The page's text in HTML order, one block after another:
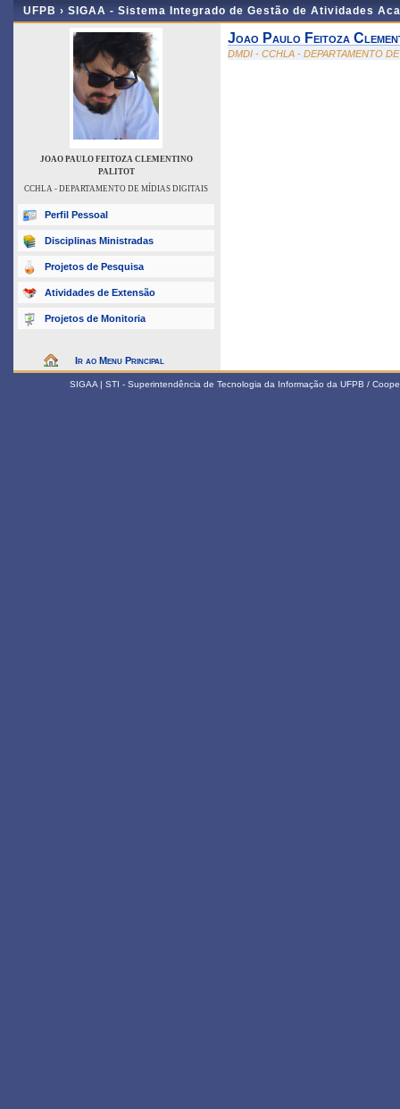
UFPB › SIGAA - Sistema Integrado de Gestão de Atividades
JOAO PAULO FEITOZA CLEMENTINO
PALITOT
CCHLA - DEPARTAMENTO DE MÍDIAS DIGITAIS
Perfil Pessoal
Disciplinas Ministradas
Projetos de Pesquisa
Atividades de Extensão
Projetos de Monitoria
Ir ao Menu Principal
Joao Paulo Feitoza
DMDI - CCHLA - DEPARTAMENTO
SIGAA | STI - Superintendência de Tecnologia da Informação da UFPB /